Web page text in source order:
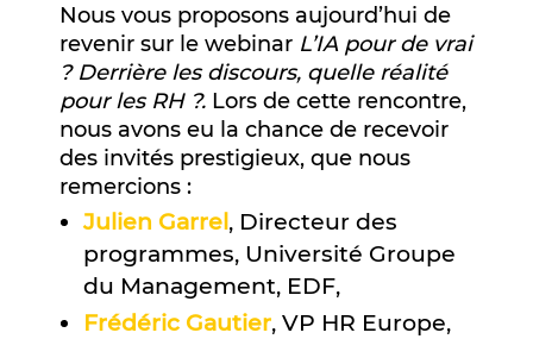
Nous vous proposons aujourd’hui de
revenir sur le webinar L’IA pour de vrai
? Derrière les discours, quelle réalité
pour les RH ?. Lors de cette rencontre,
nous avons eu la chance de recevoir
des invités prestigieux, que nous
remercions :
Julien Garrel, Directeur des
programmes, Université Groupe
du Management, EDF,
Frédéric Gautier, VP HR Europe,